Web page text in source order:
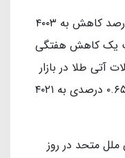
قیمت هر اونس طلا امروز با ۰.۵۸ درصد کاهش به ۴۰۰۳
ثبت یک کاهش هفتگی
آتی طلا در بازار
کامکس نیویورک هم با یک کاهش ۰.۶۵ درصدی به ۴۰۲۱
ملل متحد در روز